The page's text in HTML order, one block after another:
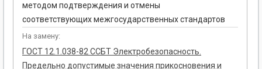
методом подтверждения и отмены
соответствующих межгосударственных стандартов
На замену:
ГОСТ 12.1.038-82 ССБТ Электробезопасность.
Предельно допустимые значения прикосновения и